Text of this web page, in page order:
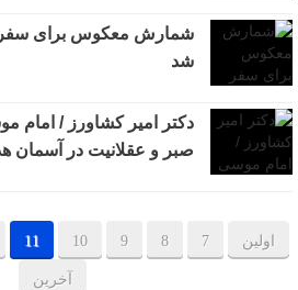
شمارش معکوس برای سفر
شد
دکتر امیر کشاورز / امام
صبر و عقلانیت در آسمان
اولین 7
8
9
10
11
آخرین